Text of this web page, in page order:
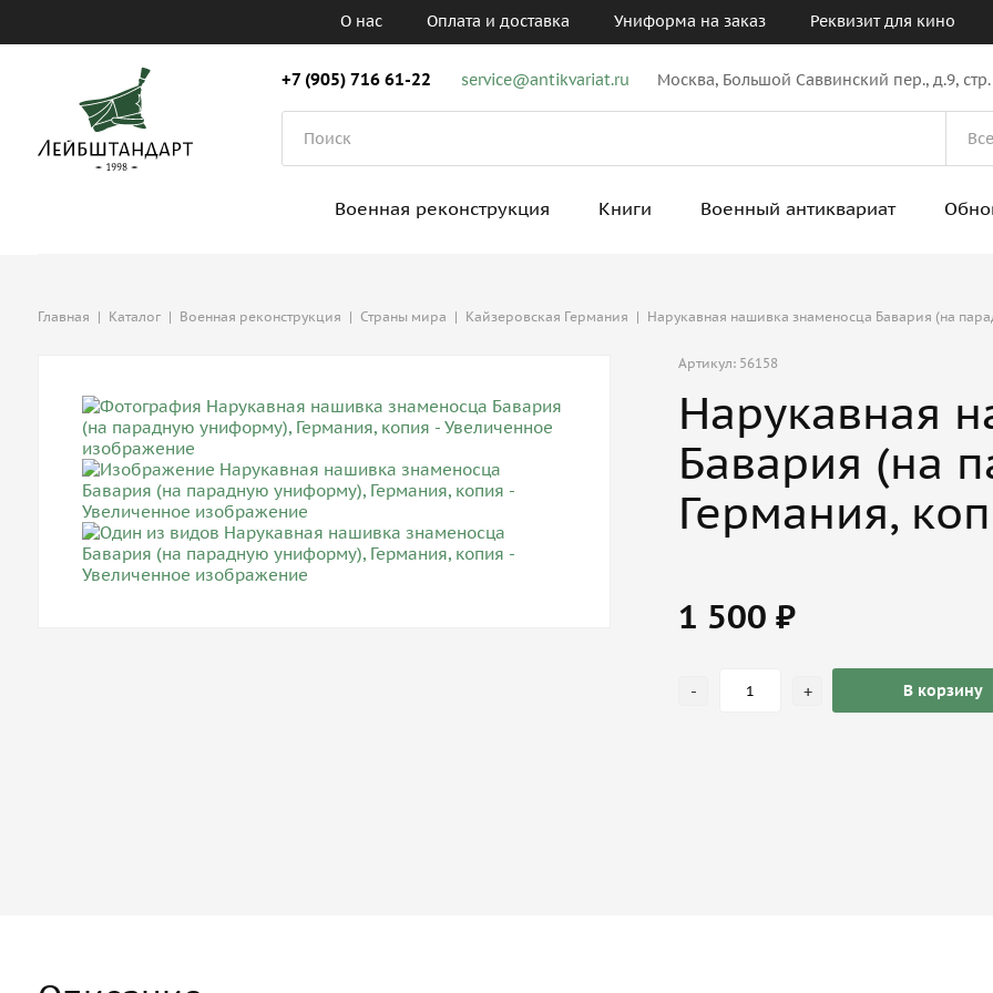
О нас Оплата и доставка Униформа на заказ Реквизит для кино
+7 (905) 716 61-22 service@antikvariat.ru Москва, Большой Саввинский пер., д.9,
Военная реконструкция Книги Военный антиквариат
Главная | Каталог | Военная реконструкция | Cтраны мира | Кайзеровская Германия | Нарукавная нашивка знаменосца Бавария (на
Артикул: 56158
Нарукавная
Бавария (на
Германия,
1 500 ₽
- + В корзину